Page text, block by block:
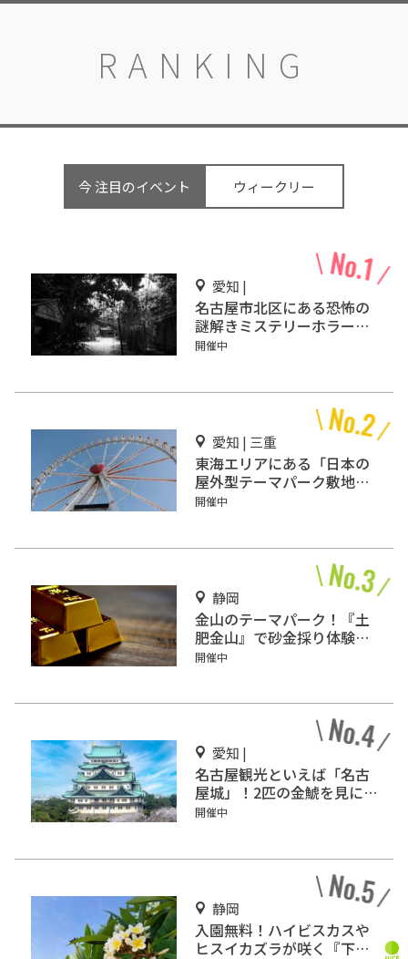
RANKING
今 注目のイベント ウィークリー
愛知 |
名古屋市北区にある恐怖の
謎解きミステリーホラー
「エモい家」あなたは行き
開催中
愛知 | 三重
東海エリアにある「日本の
屋外型テーマパーク敷地面
積ランキング」入りしてい
開催中
静岡
金山のテーマパーク！『土
肥金山』で砂金採り体験や
坑道観光を楽しもう♪
開催中
愛知 |
名古屋観光といえば「名古
屋城」！2匹の金鯱を見に
行こう
開催中
静岡
入園無料！ハイビスカスや
ヒスイカズラが咲く『下賀